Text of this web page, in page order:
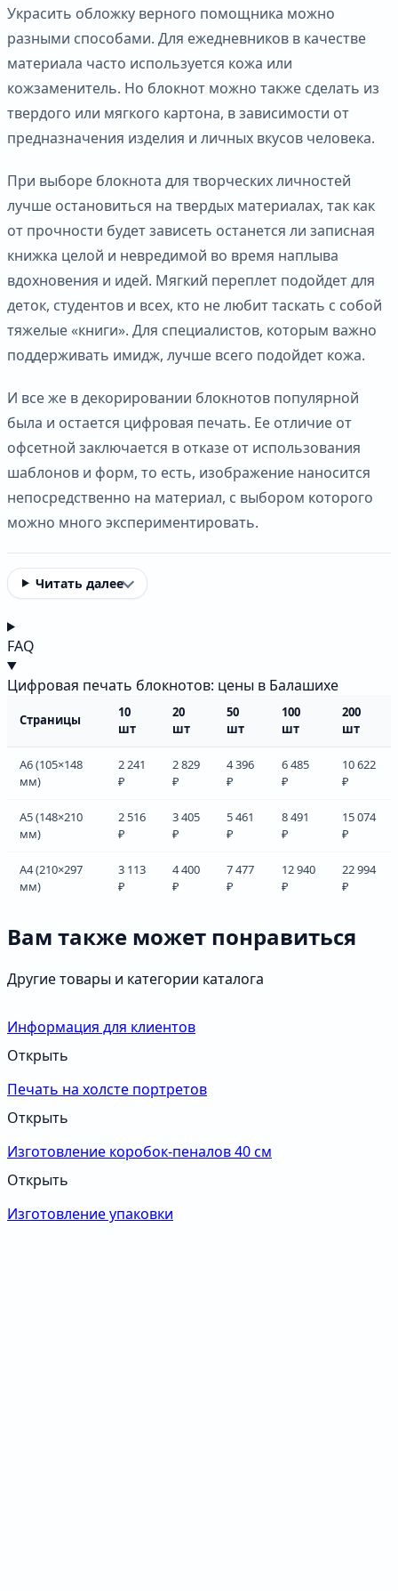
Украсить обложку верного помощника можно
разными способами. Для ежедневников в качестве
материала часто используется кожа или
кожзаменитель. Но блокнот можно также сделать из
твердого или мягкого картона, в зависимости от
предназначения изделия и личных вкусов человека.
При выборе блокнота для творческих личностей
лучше остановиться на твердых материалах, так как
от прочности будет зависеть останется ли записная
книжка целой и невредимой во время наплыва
вдохновения и идей. Мягкий переплет подойдет для
деток, студентов и всех, кто не любит таскать с собой
тяжелые «книги». Для специалистов, которым важно
поддерживать имидж, лучше всего подойдет кожа.
И все же в декорировании блокнотов популярной
была и остается цифровая печать. Ее отличие от
офсетной заключается в отказе от использования
шаблонов и форм, то есть, изображение наносится
непосредственно на материал, с выбором которого
можно много экспериментировать.
Читать далее
FAQ
Цифровая печать блокнотов: цены в Балашихе
Страницы
10
шт
20
шт
50
шт
100
шт
200
шт
А6 (105×148
мм)
2 241
₽
2 829
₽
4 396
₽
6 485
₽
10 622
₽
А5 (148×210
мм)
2 516
₽
3 405
₽
5 461
₽
8 491
₽
15 074
₽
А4 (210×297
мм)
3 113
₽
4 400
₽
7 477
₽
12 940
₽
22 994
₽
Вам также может понравиться
Другие товары и категории каталога
Информация для клиентов
Открыть
Печать на холсте портретов
Открыть
Изготовление коробок-пеналов 40 см
Открыть
Изготовление упаковки